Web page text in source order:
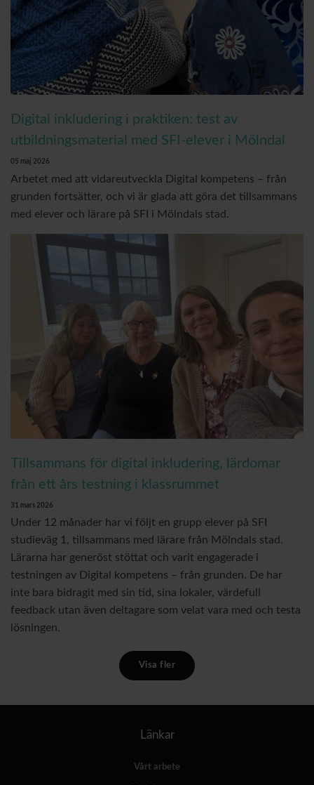
Digital inkludering i praktiken: test av
utbildningsmaterial med SFI-elever i Mölndal
05 maj 2026
Arbetet med att vidareutveckla Digital kompetens – från
grunden fortsätter, och vi är glada att göra det tillsammans
med elever och lärare på SFI i Mölndals stad.
Tillsammans för digital inkludering, lärdomar
från ett års testning i klassrummet
31 mars 2026
Under 12 månader har vi följt en grupp elever på SFI
studieväg 1, tillsammans med lärare från Mölndals stad.
Lärarna har generöst stöttat och varit engagerade i
testningen av Digital kompetens – från grunden. De har
inte bara bidragit med sin tid, sina lokaler, värdefull
feedback utan även deltagare som velat vara med och testa
lösningen.
Visa fler
Länkar
Vårt arbete